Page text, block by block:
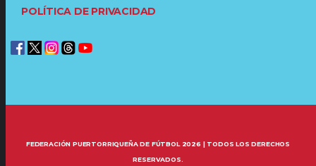
POLÍTICA DE PRIVACIDAD
FEDERACIÓN PUERTORRIQUEÑA DE FÚTBOL 2026 | TODOS LOS DERECHOS
RESERVADOS.